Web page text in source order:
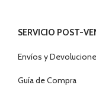
SERVICIO POST-
Envíos y
Guía de Compra